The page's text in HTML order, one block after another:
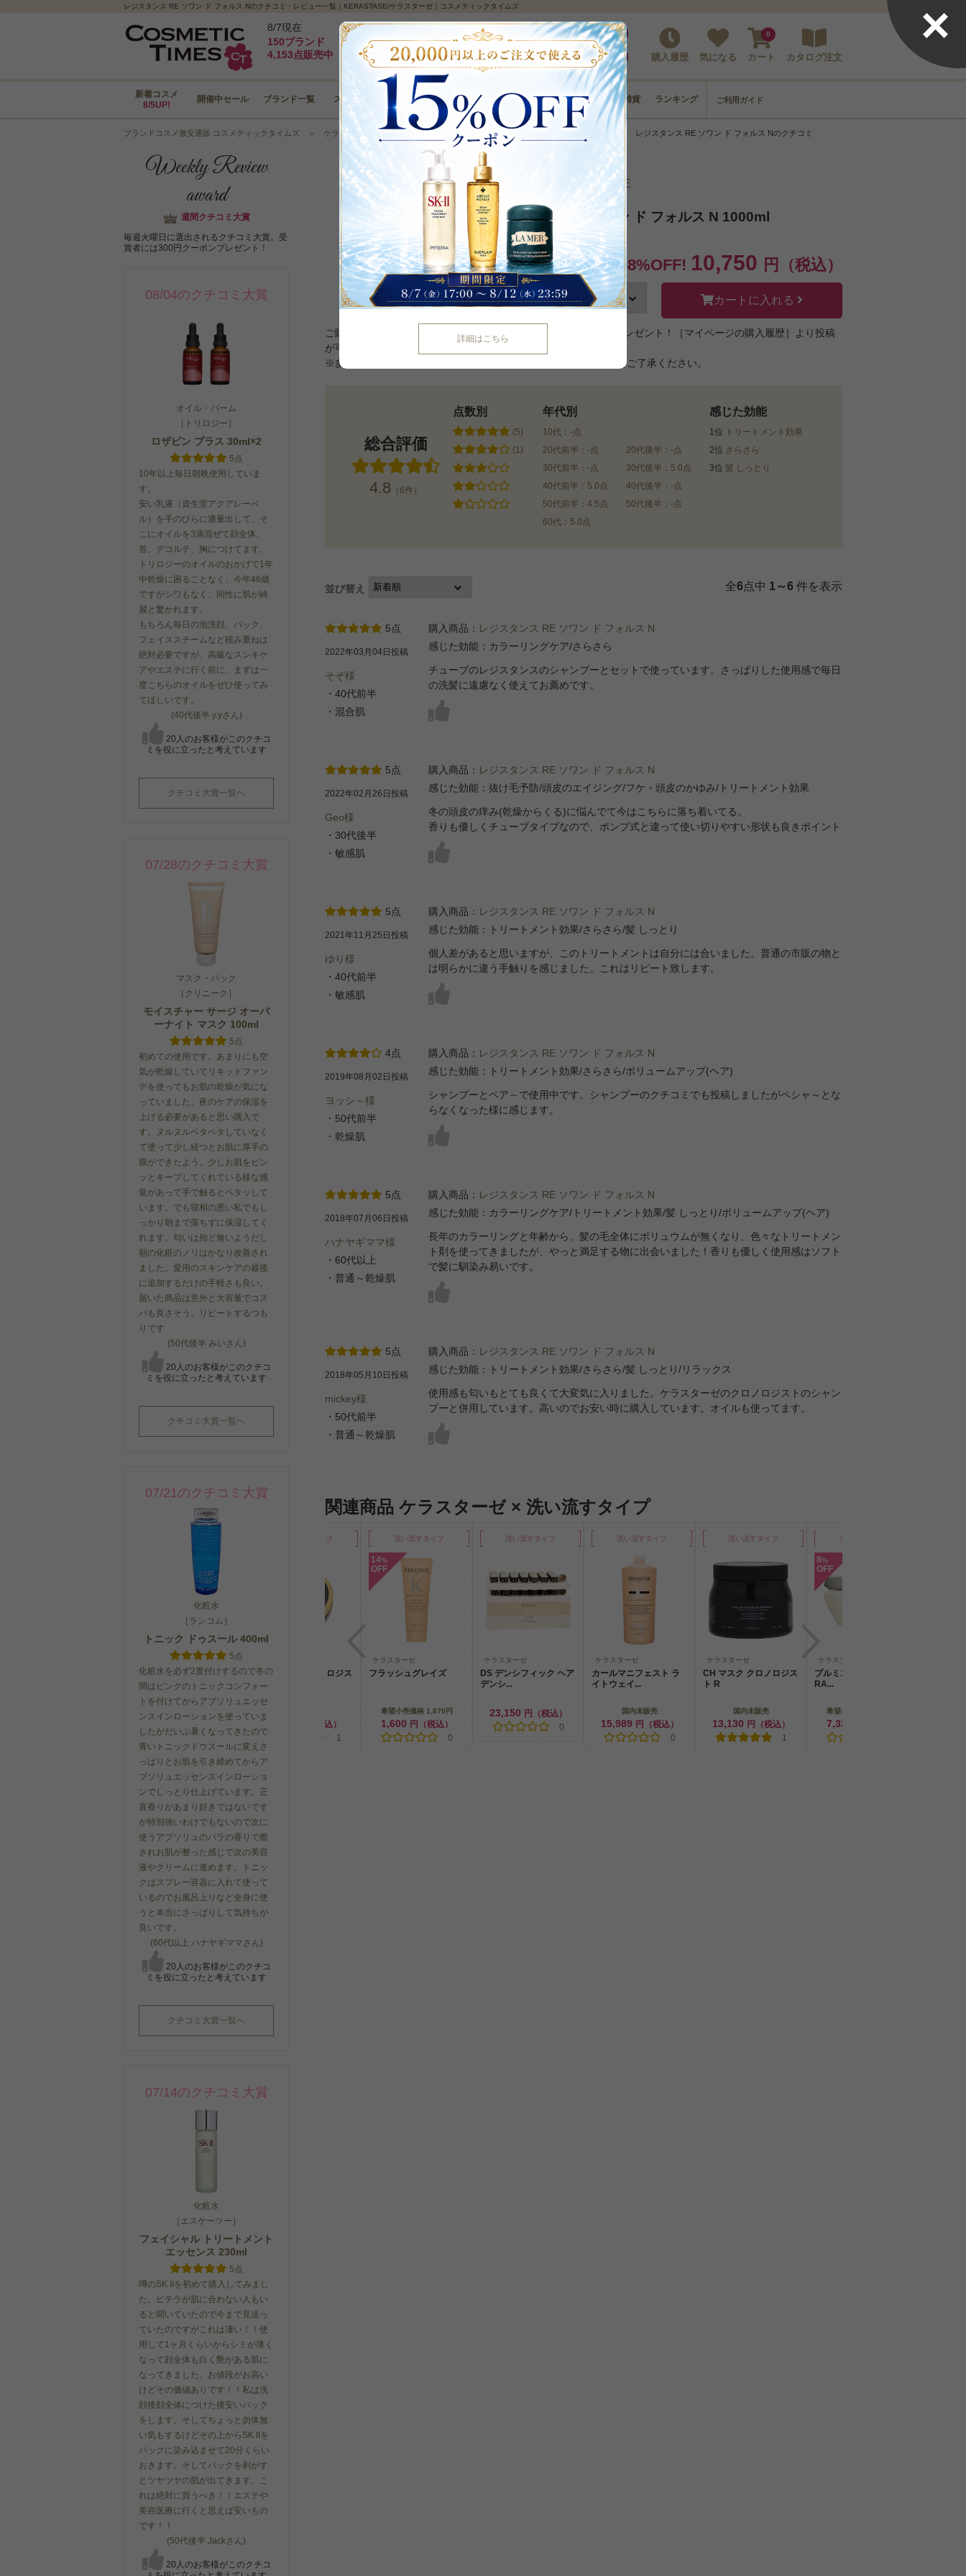
レジスタンス RE ソワン ド フォルス Nのクチコミ・レビュー一覧｜KERASTASE/ケラスターゼ｜コスメティックタイムズ
8/7現在
150ブランド
4,153点販売中
最大5%pt還元｜最短3日｜8,000円以上全国送料無料
ログイン
新規登録 購入履歴 気になる カート
0
カタログ注文
新着コスメ
8/5UP!
開催中セール ブランド一覧 スキンケア メイクアップ ボディケア ヘアケア コフレ･雑貨 ランキング ご利用ガイド
詳細はこちら
×
ブランドコスメ激安通販 コスメティックタイムズ ＞ ケラスターゼ 洗い流すタイプ ＞ レジスタンス RE ソワン ド フォルス N レジスタンス RE ソワン ド フォルス Nのクチコミ
Weekly Review
award
週間クチコミ大賞
毎週火曜日に選出されるクチコミ大賞。受
賞者には300円クーポンプレゼント！
08/04のクチコミ大賞
オイル・バーム
［トリロジー］
ロザピン プラス 30ml×2
5点
10年以上毎日朝晩使用していま
す。
安い乳液（資生堂アクアレーベ
ル）を手のひらに適量出して、そ
こにオイルを3滴混ぜて顔全体、
首、デコルテ、胸につけてます。
トリロジーのオイルのおかげで1年
中乾燥に困ることなく、今年46歳
ですがシワもなく、同性に肌が綺
麗と驚かれます。
もちろん毎日の泡洗顔、パック、
フェイススチームなど積み重ねは
絶対必要ですが、高級なスンキケ
アやエステに行く前に、まずは一
度こちらのオイルをぜひ使ってみ
てほしいです。
(40代後半 y.yさん)
20人のお客様がこのクチコ
ミを役に立ったと考えています
クチコミ大賞一覧へ
07/28のクチコミ大賞
マスク・パック
［クリニーク］
モイスチャー サージ オーバ
ーナイト マスク 100ml
5点
初めての使用です。あまりにも空
気が乾燥していてリキッドファン
デを使ってもお肌の乾燥が気にな
っていました。夜のケアの保湿を
上げる必要があると思い購入で
す。ヌルヌルベタベタしていなく
て塗って少し経つとお肌に厚手の
膜ができたよう。少しお肌をピン
ッとキープしてくれている様な感
覚があって手で触るとペタッして
います。でも寝相の悪い私でもし
っかり朝まで落ちずに保湿してく
れます。匂いは殆ど無いようだし
朝の化粧のノリはかなり改善され
ました。愛用のスキンケアの最後
に追加するだけの手軽さも良い。
届いた商品は意外と大容量でコス
パも良さそう。リピートするつも
りです
(50代後半 みいさん)
20人のお客様がこのクチコ
ミを役に立ったと考えています
クチコミ大賞一覧へ
07/21のクチコミ大賞
化粧水
［ランコム］
トニック ドゥスール 400ml
5点
化粧水を必ず2度付けするので冬の
間はピンクのトニックコンフォー
トを付けてからアプソリュエッセ
ンスインローションを使っていま
したがだいぶ暑くなってきたので
青いトニックドウスールに変えさ
っぱりとお肌を引き締めてからア
プソリュエッセンスインローショ
ンでしっとり仕上げています。正
直香りがあまり好きではないです
が特別強いわけでもないので次に
使うアプソリュのバラの香りで癒
されお肌が整った感じで次の美容
液やクリームに進めます。トニッ
クはスプレー容器に入れて使って
いるのでお風呂上りなど全身に使
うと本当にさっぱりして気持ちが
良いです。
(60代以上 ハナヤギママさん)
20人のお客様がこのクチコ
ミを役に立ったと考えています
クチコミ大賞一覧へ
07/14のクチコミ大賞
化粧水
［エスケーツー］
フェイシャル トリートメント
エッセンス 230ml
5点
噂のSK IIを初めて購入してみまし
た。ピテラが肌に合わない人もい
ると聞いていたので今まで見送っ
ていたのですがこれは凄い！！使
用して1ヶ月くらいからシミが薄く
なって顔全体も白く艶がある肌に
なってきました。お値段がお高い
けどその価値ありです！！私は洗
顔後顔全体につけた後安いパック
をします。そしてちょっと勿体無
い気もするけどその上からSK IIを
パックに染み込ませて20分くらい
おきます。そしてパックを剥がす
とツヤツヤの肌が出てきます。こ
れは絶対に買うべき！！エステや
美容医療に行くと思えば安いもの
です！！
(50代後半 Jackさん)
20人のお客様がこのクチコ
再入荷
ケラスターゼ／KERASTASE
レジスタンス RE ソワン ド フォルス N 1000ml
カテゴリ： 洗い流すタイプ
内容量換算価格：17,600円38%OFF! 10,750 円（税込）
カートに入れる
数量
ご購入商品の口コミを投稿いただくと、1商品につき50ポイントプレゼント！［マイページの購入履歴］より投稿
が可能です。
※多重投稿や対象外の商品についてはポイント付与されませんのでご了承ください。
総合評価
4.8 （6件）
点数別 年代別 感じた効能
(5) 10代：-点 1位
トリートメント効果
(1)
20代前半：-点 20代後半：-点 2位 さらさら
30代前半：-点
30代後半：5.0点 3位 髪 しっとり
40代前半：5.0点
40代後半：-点
50代前半：4.5点
50代後半：-点
60代：5.0点
並び替え 全6点中 1～6 件を表示
5点
2022年03月04日投稿
そぞ様
・40代前半
・混合肌
購入商品： レジスタンス RE ソワン ド フォルス N
感じた効能：カラーリングケア/さらさら
チューブのレジスタンスのシャンプーとセットで使っています。さっぱりした使用感で毎日
の洗髪に遠慮なく使えてお薦めです。
5点
2022年02月26日投稿
Geo様
・30代後半
・敏感肌
購入商品： レジスタンス RE ソワン ド フォルス N
感じた効能：抜け毛予防/頭皮のエイジング/フケ・頭皮のかゆみ/トリートメント効果
冬の頭皮の痒み(乾燥からくる)に悩んでて今はこちらに落ち着いてる。
香りも優しくチューブタイプなので、ポンプ式と違って使い切りやすい形状も良きポイント
5点
2021年11月25日投稿
ゆり様
・40代前半
・敏感肌
購入商品： レジスタンス RE ソワン ド フォルス N
感じた効能：トリートメント効果/さらさら/髪 しっとり
個人差があると思いますが、このトリートメントは自分には合いました。普通の市販の物と
は明らかに違う手触りを感じました。これはリピート致します。
4点
2019年08月02日投稿
ヨッシ～様
・50代前半
・乾燥肌
購入商品： レジスタンス RE ソワン ド フォルス N
感じた効能：トリートメント効果/さらさら/ボリュームアップ(ヘア)
シャンプーとペア～で使用中です。シャンプーのクチコミでも投稿しましたがペシャ～とな
らなくなった様に感じます。
5点
2018年07月06日投稿
ハナヤギママ様
・60代以上
・普通～乾燥肌
購入商品： レジスタンス RE ソワン ド フォルス N
感じた効能：カラーリングケア/トリートメント効果/髪 しっとり/ボリュームアップ(ヘア)
長年のカラーリングと年齢から、髪の毛全体にボリュウムが無くなり、色々なトリートメン
ト剤を使ってきましたが、やっと満足する物に出会いました！香りも優しく使用感はソフト
で髪に馴染み易いです。
5点
2018年05月10日投稿
mickey様
・50代前半
・普通～乾燥肌
購入商品： レジスタンス RE ソワン ド フォルス N
感じた効能：トリートメント効果/さらさら/髪 しっとり/リラックス
使用感も匂いもとても良くて大変気に入りました。ケラスターゼのクロノロジストのシャン
プーと併用しています。高いのでお安い時に購入しています。オイルも使ってます。
関連商品 ケラスターゼ × 洗い流すタイプ
洗い流すタイプ
ケラスターゼ
ニュートリティブ NU マ
スクア...
14,299
0
洗い流すタイプ
CH マスク クロノロジス
ト R
円（税込）
1
洗い流すタイプ
14%
OFF
ケラスターゼ
フラッシュグレイズ
希望小売価格 1,870円
1,600 円（税込）
0
洗い流すタイプ
ケラスターゼ
DS デンシフィック ヘア
デンシ...
23,150 円（税込）
0
洗い流すタイプ
ケラスターゼ
カールマニフェスト ラ
イトウェイ...
国内未販売
15,989 円（税込）
0
洗い流すタイプ
ケラスターゼ
CH マスク クロノロジス
ト R
国内未販売
13,130 円（税込）
1
洗い流すタイプ
8%
OFF
ケラスターゼ
プルミエール PM マスク
RA...
希望小売価格 8,030円
7,333